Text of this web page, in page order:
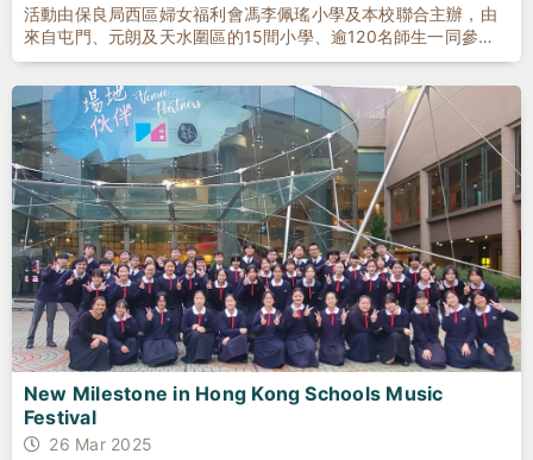
活動由保良局西區婦女福利會馮李佩瑤小學及本校聯合主辦，由
來自屯門、元朗及天水圍區的15間小學、逾120名師生一同參
與，實踐製作太陽能車及模擬探月工程活動，齊來深入了解國家
在航天科技上的成就。
New Milestone in Hong Kong Schools Music
Festival
26 Mar 2025